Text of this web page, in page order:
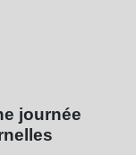
journée